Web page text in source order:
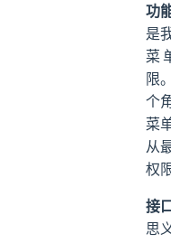
功
是
菜
限
个
菜
从
权
接
思